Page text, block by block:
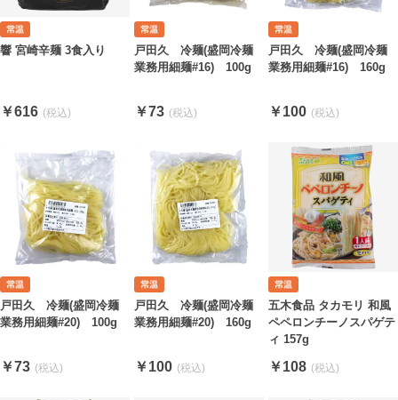
響 宮崎辛麺 3食入り
￥616
戸田久 冷麺(盛岡冷麺
業務用細麺#16) 100g
￥73
戸田久 冷麺(盛岡冷麺
業務用細麺#16) 160g
￥100
戸田久 冷麺(盛岡冷麺
業務用細麺#20) 100g
￥73
戸田久 冷麺(盛岡冷麺
業務用細麺#20) 160g
￥100
五木食品 タカモリ 和風
ペペロンチーノスパゲテ
ィ 157g
￥108